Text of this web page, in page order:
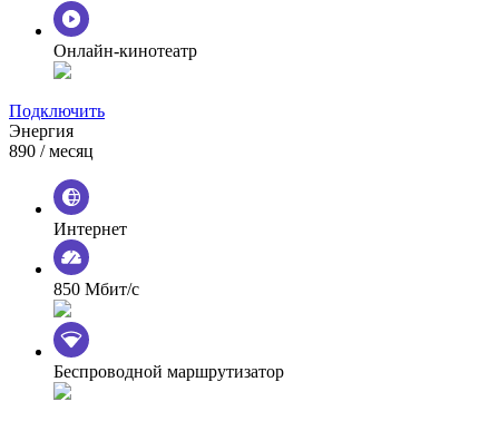
Онлайн-кинотеатр
Подключить
Энергия
890 / месяц
Интернет
850 Мбит/с
Беспроводной маршрутизатор